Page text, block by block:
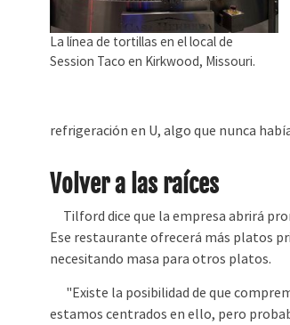
La línea de tortillas en el local de
Session Taco en Kirkwood, Missouri.
refrigeración en U, algo que nunca
Volver a las raíces
Tilford dice que la empresa abrirá
Ese restaurante ofrecerá más platos
necesitando masa para otros platos.
"Existe la posibilidad de que
estamos centrados en ello, pero